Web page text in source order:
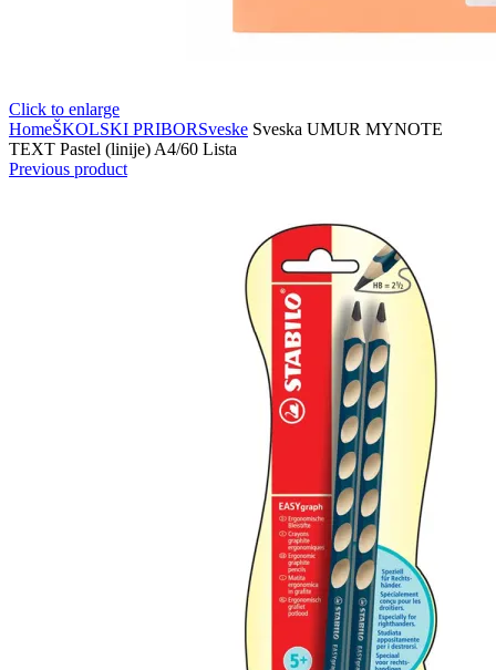
Click to enlarge
HomeŠKOLSKI PRIBORSveske Sveska UMUR MYNOTE
TEXT Pastel (linije) A4/60 Lista
Previous product